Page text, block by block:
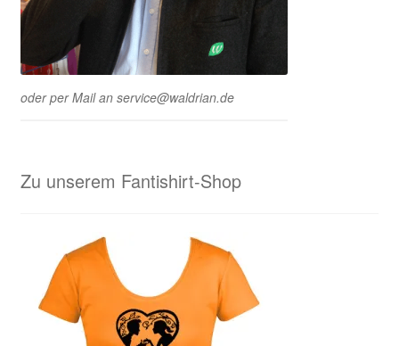
oder per Mail an service@waldrian.de
Zu unserem Fantishirt-Shop